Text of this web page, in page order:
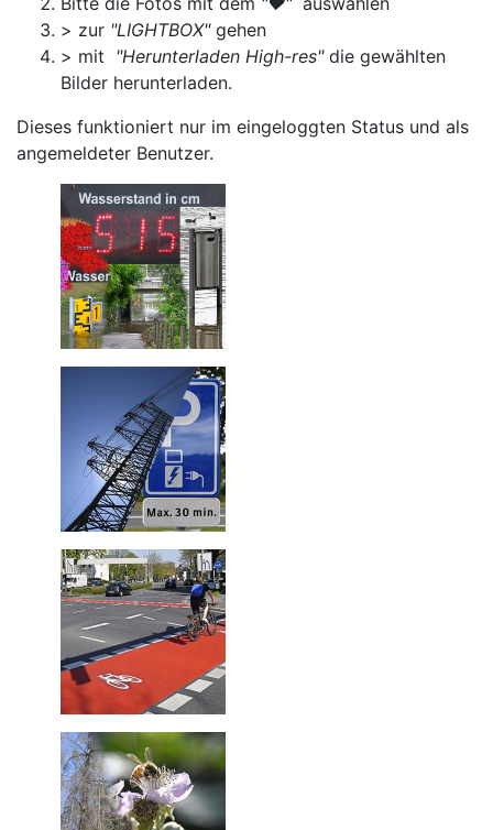
> zur "LIGHTBOX"gehen
> mit "Herunterladen High-res"die gewählten
Bilder herunterladen.
Dieses funktioniert nur im eingeloggten Status und als
angemeldeter Benutzer.